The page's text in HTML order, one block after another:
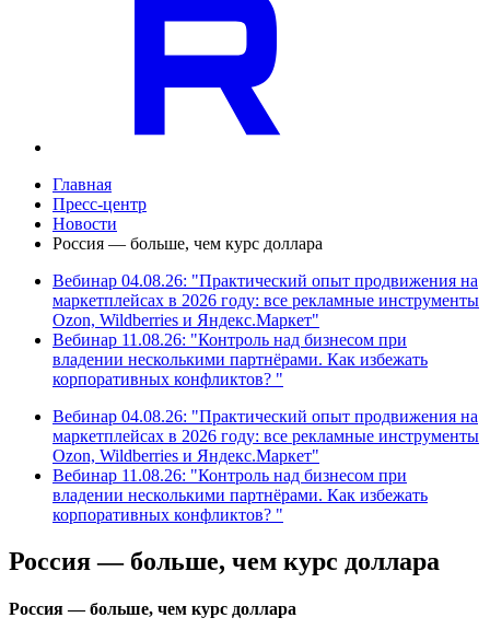
Главная
Пресс-центр
Новости
Россия — больше, чем курс доллара
Вебинар 04.08.26: "Практический опыт продвижения на
маркетплейсах в 2026 году: все рекламные инструменты
Ozon, Wildberries и Яндекс.Маркет"
Вебинар 11.08.26: "Контроль над бизнесом при
владении несколькими партнёрами. Как избежать
корпоративных конфликтов? "
Вебинар 04.08.26: "Практический опыт продвижения на
маркетплейсах в 2026 году: все рекламные инструменты
Ozon, Wildberries и Яндекс.Маркет"
Вебинар 11.08.26: "Контроль над бизнесом при
владении несколькими партнёрами. Как избежать
корпоративных конфликтов? "
Россия — больше, чем курс доллара
Россия — больше, чем курс доллара